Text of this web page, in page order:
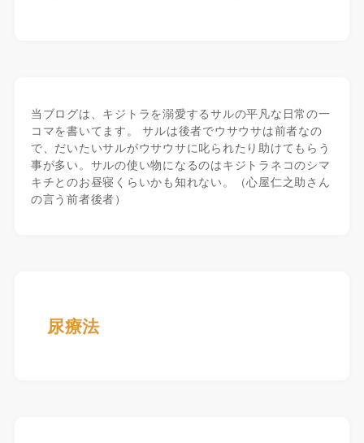
当ブログは、キジトラを溺愛するサルの平凡な日常の一
コマを書いてます。 サルは後者でウサウサは前者なの
で、だいたいサルがウサウサに叱られたり助けてもらう
事が多い。サルの使い物になるのはキジトラネコのシマ
キチとのお昼寝くらいかも知れない。（心屋仁之助さん
の言う前者後者）
尿療法